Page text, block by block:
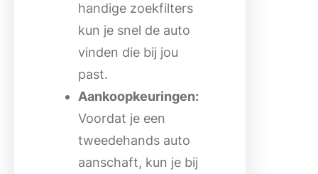
handige zoekfilters
kun je snel de auto
vinden die bij jou
past.
Aankoopkeuringen:
Voordat je een
tweedehands auto
aanschaft, kun je bij